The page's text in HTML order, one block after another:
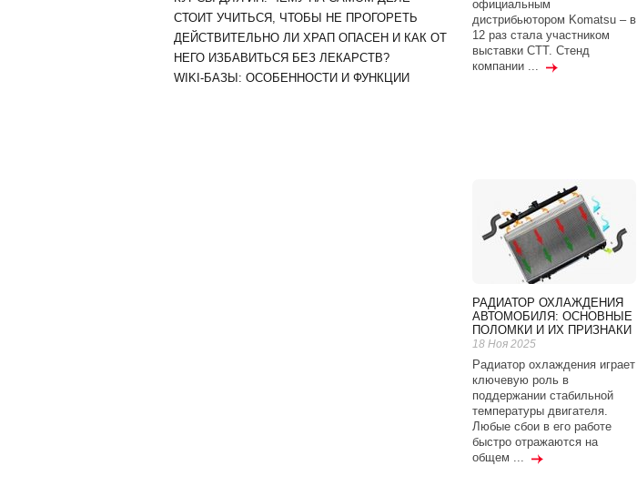
официальным
дистрибьютором Komatsu – в
12 раз стала участником
выставки СТТ. Стенд
компании ...
РАДИАТОР ОХЛАЖДЕНИЯ
АВТОМОБИЛЯ: ОСНОВНЫЕ
ПОЛОМКИ И ИХ ПРИЗНАКИ
18 Ноя 2025
Радиатор охлаждения играет
ключевую роль в
поддержании стабильной
температуры двигателя.
Любые сбои в его работе
быстро отражаются на
общем ...
СТОИТ УЧИТЬСЯ, ЧТОБЫ НЕ ПРОГОРЕТЬ
ДЕЙСТВИТЕЛЬНО ЛИ ХРАП ОПАСЕН И КАК ОТ
НЕГО ИЗБАВИТЬСЯ БЕЗ ЛЕКАРСТВ?
WIKI-БАЗЫ: ОСОБЕННОСТИ И ФУНКЦИИ